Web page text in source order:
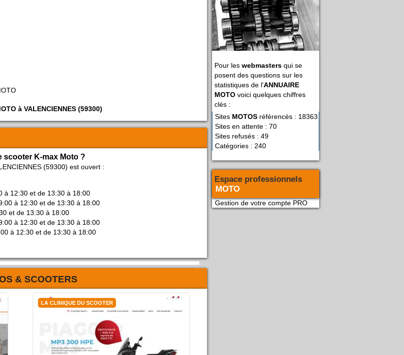
Pour les webmasters qui se
posent des questions sur les
statistiques de l'ANNUAIRE
MOTO voici quelques chiffres
clés :
Sites MOTOS référencés : 18363
Sites en attente : 70
Sites refusés : 49
Catégories : 240
Espace professionnels
MOTO
Gestion de votre compte PRO
à VALENCIENNES (59300)
scooter K-max Moto ?
(59300) est ouvert :
à 12:30 et de 13:30 à 18:00
à 12:30 et de 13:30 à 18:00
et de 13:30 à 18:00
à 12:30 et de 13:30 à 18:00
à 12:30 et de 13:30 à 18:00
& SCOOTERS
LA CLINIQUE DU SCOOTER